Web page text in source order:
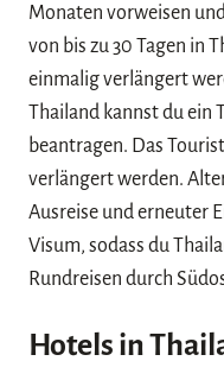
Monaten vorweisen
von bis zu 30 Tagen in
einmalig verlängert
Thailand kannst du ein
beantragen. Das
verlängert werden.
Ausreise und erneuter
Visum, sodass du
Rundreisen durch
Hotels in